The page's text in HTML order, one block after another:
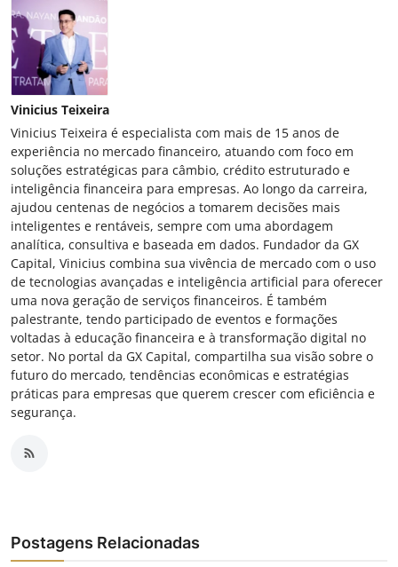
Vinicius Teixeira
Vinicius Teixeira é especialista com mais de 15 anos de
experiência no mercado financeiro, atuando com foco em
soluções estratégicas para câmbio, crédito estruturado e
inteligência financeira para empresas. Ao longo da carreira,
ajudou centenas de negócios a tomarem decisões mais
inteligentes e rentáveis, sempre com uma abordagem
analítica, consultiva e baseada em dados. Fundador da GX
Capital, Vinicius combina sua vivência de mercado com o uso
de tecnologias avançadas e inteligência artificial para oferecer
uma nova geração de serviços financeiros. É também
palestrante, tendo participado de eventos e formações
voltadas à educação financeira e à transformação digital no
setor. No portal da GX Capital, compartilha sua visão sobre o
futuro do mercado, tendências econômicas e estratégias
práticas para empresas que querem crescer com eficiência e
segurança.
Postagens Relacionadas